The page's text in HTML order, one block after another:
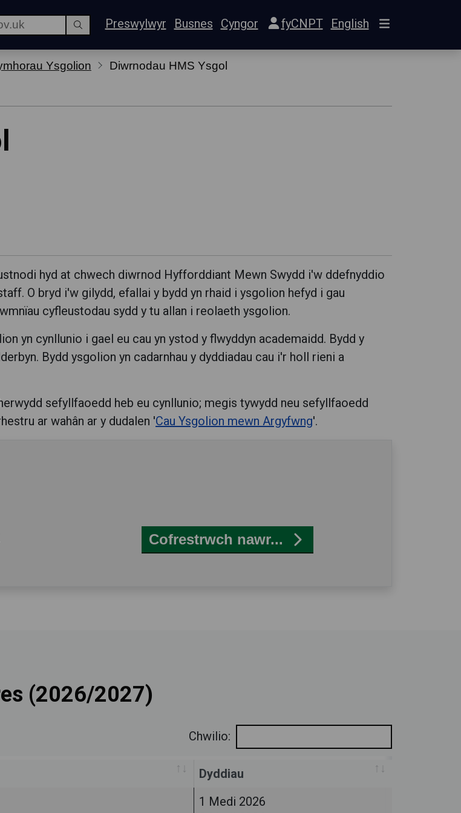
Preswylwyr Busnes Cyngor fyCNPT English
Ysgolion Diwrnodau HMS Ysgol
hyd at chwech diwrnod Hyfforddiant Mewn Swydd i'w ddefnyddio
O bryd i'w gilydd, efallai y bydd yn rhaid i ysgolion hefyd i gau
cyfleustodau sydd y tu allan i reolaeth ysgolion.
yn cynllunio i gael eu cau yn ystod y flwyddyn academaidd. Bydd y
Bydd ysgolion yn cadarnhau y dyddiadau cau i'r holl rieni a
sefyllfaoedd heb eu cynllunio; megis tywydd neu sefyllfaoedd
ar wahân ar y dudalen 'Cau Ysgolion mewn Argyfwng'.
Cofrestrwch nawr...
(2026/2027)
Chwilio:
Dyddiau
1 Medi 2026